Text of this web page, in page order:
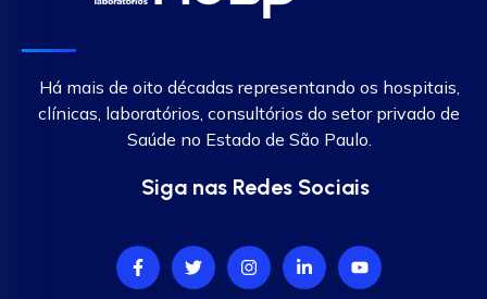
Há mais de oito décadas representando os hospitais,
clínicas, laboratórios, consultórios do setor privado de
Saúde no Estado de São Paulo.
Siga nas Redes Sociais